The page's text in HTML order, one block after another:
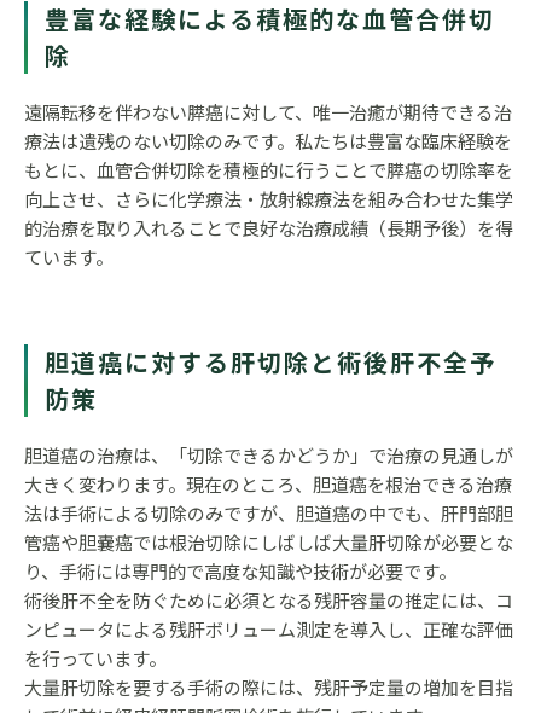
豊富な経験による積極的な血管合併切
除
遠隔転移を伴わない膵癌に対して、唯一治癒が期待できる治
療法は遺残のない切除のみです。私たちは豊富な臨床経験を
もとに、血管合併切除を積極的に行うことで膵癌の切除率を
向上させ、さらに化学療法・放射線療法を組み合わせた集学
的治療を取り入れることで良好な治療成績（長期予後）を得
ています。
胆道癌に対する肝切除と術後肝不全予
防策
胆道癌の治療は、「切除できるかどうか」で治療の見通しが
大きく変わります。現在のところ、胆道癌を根治できる治療
法は手術による切除のみですが、胆道癌の中でも、肝門部胆
管癌や胆嚢癌では根治切除にしばしば大量肝切除が必要とな
り、手術には専門的で高度な知識や技術が必要です。
術後肝不全を防ぐために必須となる残肝容量の推定には、コ
ンピュータによる残肝ボリューム測定を導入し、正確な評価
を行っています。
大量肝切除を要する手術の際には、残肝予定量の増加を目指